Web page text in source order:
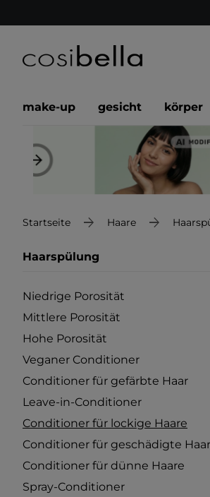
make-up gesicht körper
Startseite Haare
Haarspülung
Niedrige Porosität
Mittlere Porosität
Hohe Porosität
Veganer Conditioner
Conditioner für gefärbte Haar
Leave-in-Conditioner
Conditioner für lockige Haare
Conditioner für geschädigte
Conditioner für dünne Haare
Spray-Conditioner